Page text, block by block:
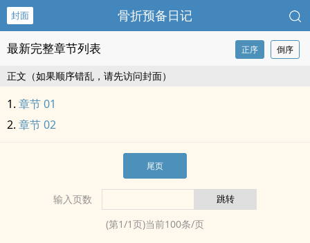
封面 骨折预备日记
最新完整章节列表 正序 倒序
正文（如果顺序错乱，请先访问封面）
章节 01
章节 02
尾页
输入页数
(第1/1页)当前100条/页